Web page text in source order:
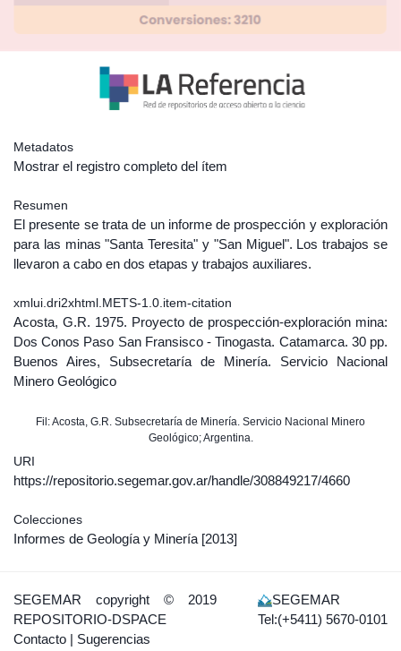
Metadatos
Mostrar el registro completo del ítem
Resumen
El presente se trata de un informe de prospección y exploración
para las minas "Santa Teresita" y "San Miguel". Los trabajos se
llevaron a cabo en dos etapas y trabajos auxiliares.
xmlui.dri2xhtml.METS-1.0.item-citation
Acosta, G.R. 1975. Proyecto de prospección-exploración mina:
Dos Conos Paso San Fransisco - Tinogasta. Catamarca. 30 pp.
Buenos Aires, Subsecretaría de Minería. Servicio Nacional
Minero Geológico
Fil: Acosta, G.R. Subsecretaría de Minería. Servicio Nacional Minero
Geológico; Argentina.
URI
https://repositorio.segemar.gov.ar/handle/308849217/4660
Colecciones
Informes de Geología y Minería [2013]
SEGEMAR copyright © 2019
REPOSITORIO-DSPACE
Contacto | Sugerencias
SEGEMAR
Tel:(+5411) 5670-0101